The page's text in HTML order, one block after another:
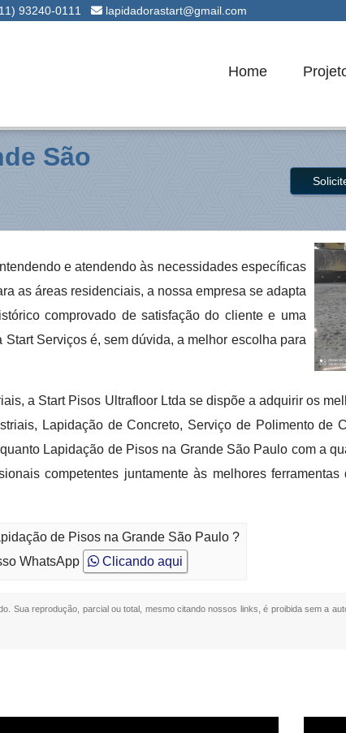
93240-0111 lapidadorastart@gmail.com
Home
São
e atendendo às necessidades específicas
as áreas residenciais, a nossa empresa se adapta
comprovado de satisfação do cliente e uma
Serviços é, sem dúvida, a melhor escolha para
a Start Pisos Ultrafloor Ltda se dispõe a adquirir os
Lapidação de Concreto, Serviço de Polimento de
Lapidação de Pisos na Grande São Paulo com a
competentes juntamente às melhores
de Pisos na Grande São Paulo ?
WhatsApp Clicando aqui
Sua reprodução, parcial ou total, mesmo citando nossos links, é proibida sem a